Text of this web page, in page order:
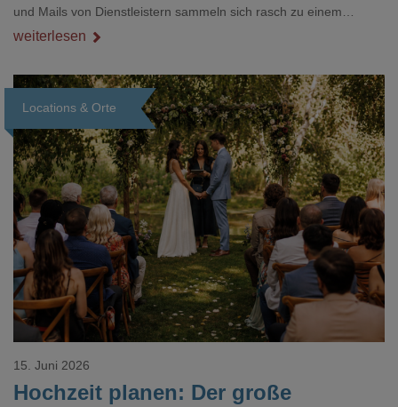
und Mails von Dienstleistern sammeln sich rasch zu einem
unübersichtlichen Stapel. Wer schon einmal kurz vor einem Event
Dokument gesucht hat, kennt das mulmige Gefühl.
weiterlesen
Locations & Orte
Hochzeit planen: Der große
15. Juni 2026